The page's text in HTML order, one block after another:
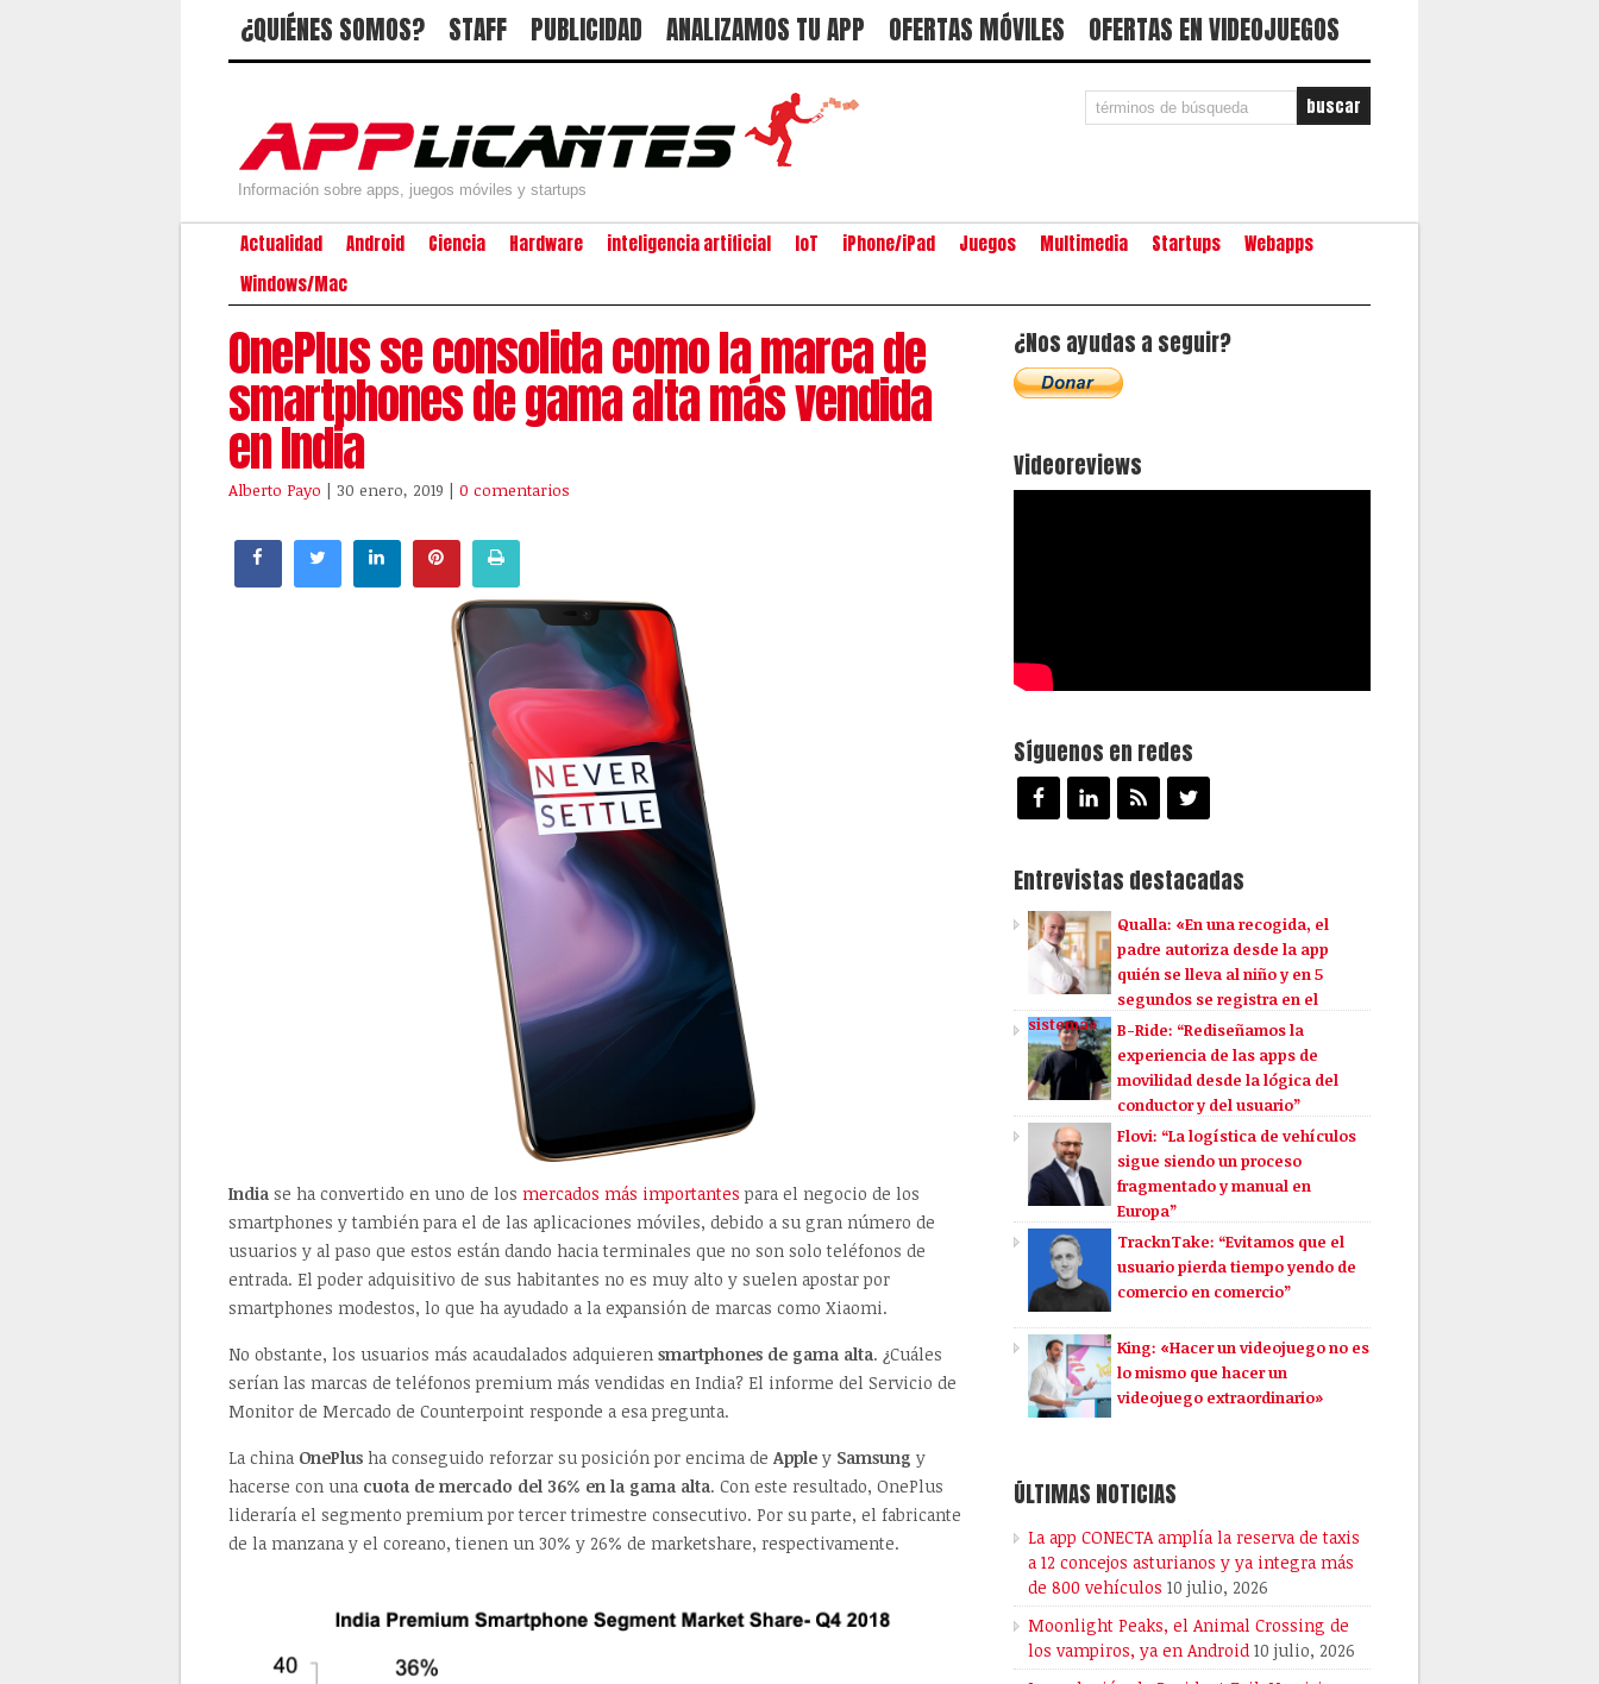
¿QUIÉNES SOMOS? STAFF PUBLICIDAD ANALIZAMOS TU APP OFERTAS MÓVILES OFERTAS EN VIDEOJUEGOS
Información sobre apps, juegos móviles y startups
Actualidad Android Ciencia Hardware inteligencia artificial IoT iPhone/iPad Juegos Multimedia Startups
Webapps
Windows/Mac
OnePlus se consolida como la marca de
smartphones de gama alta más vendida
en India
Alberto Payo | 30 enero, 2019 | 0 comentarios
India se ha convertido en uno de los mercados más importantes para el negocio de los
smartphones y también para el de las aplicaciones móviles, debido a su gran número de
usuarios y al paso que estos están dando hacia terminales que no son solo teléfonos de
entrada. El poder adquisitivo de sus habitantes no es muy alto y suelen apostar por
smartphones modestos, lo que ha ayudado a la expansión de marcas como Xiaomi.
No obstante, los usuarios más acaudalados adquieren smartphones de gama alta. ¿Cuáles
serían las marcas de teléfonos premium más vendidas en India? El informe del Servicio de
Monitor de Mercado de Counterpoint responde a esa pregunta.
La china OnePlus ha conseguido reforzar su posición por encima de Apple y Samsung y
hacerse con una cuota de mercado del 36% en la gama alta. Con este resultado, OnePlus
lideraría el segmento premium por tercer trimestre consecutivo. Por su parte, el fabricante
de la manzana y el coreano, tienen un 30% y 26% de marketshare, respectivamente.
¿Nos ayudas a seguir?
Videoreviews
Síguenos en redes
Entrevistas destacadas
Qualla: «En una recogida, el
padre autoriza desde la app
quién se lleva al niño y en 5
segundos se registra en el
sistema»
B-Ride: “Rediseñamos la
experiencia de las apps de
movilidad desde la lógica del
conductor y del usuario”
Flovi: “La logística de vehículos
sigue siendo un proceso
fragmentado y manual en
Europa”
TracknTake: “Evitamos que el
usuario pierda tiempo yendo de
comercio en comercio”
King: «Hacer un videojuego no es
lo mismo que hacer un
videojuego extraordinario»
ÚLTIMAS NOTICIAS
La app CONECTA amplía la reserva de taxis
a 12 concejos asturianos y ya integra más
de 800 vehículos 10 julio, 2026
Moonlight Peaks, el Animal Crossing de
los vampiros, ya en Android 10 julio, 2026